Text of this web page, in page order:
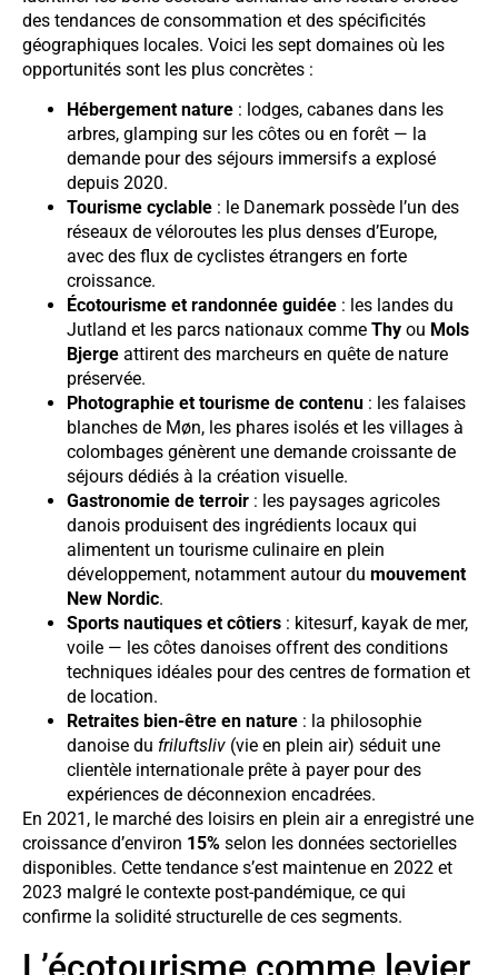
des tendances de consommation et des spécificités
géographiques locales. Voici les sept domaines où les
opportunités sont les plus concrètes :
Hébergement nature : lodges, cabanes dans les
arbres, glamping sur les côtes ou en forêt — la
demande pour des séjours immersifs a explosé
depuis 2020.
Tourisme cyclable : le Danemark possède l’un des
réseaux de véloroutes les plus denses d’Europe,
avec des flux de cyclistes étrangers en forte
croissance.
Écotourisme et randonnée guidée : les landes du
Jutland et les parcs nationaux comme Thy ou Mols
Bjerge attirent des marcheurs en quête de nature
préservée.
Photographie et tourisme de contenu : les falaises
blanches de Møn, les phares isolés et les villages à
colombages génèrent une demande croissante de
séjours dédiés à la création visuelle.
Gastronomie de terroir : les paysages agricoles
danois produisent des ingrédients locaux qui
alimentent un tourisme culinaire en plein
développement, notamment autour du mouvement
New Nordic.
Sports nautiques et côtiers : kitesurf, kayak de mer,
voile — les côtes danoises offrent des conditions
techniques idéales pour des centres de formation et
de location.
Retraites bien-être en nature : la philosophie
danoise du friluftsliv (vie en plein air) séduit une
clientèle internationale prête à payer pour des
expériences de déconnexion encadrées.
En 2021, le marché des loisirs en plein air a enregistré une
croissance d’environ 15% selon les données sectorielles
disponibles. Cette tendance s’est maintenue en 2022 et
2023 malgré le contexte post-pandémique, ce qui
confirme la solidité structurelle de ces segments.